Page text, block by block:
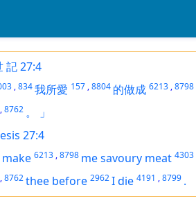
記 27:4
,834我所愛 157 ,8804 的做成 6213 ,8798
,8762 。
」
27:4
6213 ,8798 me savoury meat 4303
,8762thee before 2962I die 4191 ,8799 .